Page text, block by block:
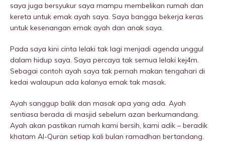
saya juga bersyukur saya mampu membelikan rumah dan
kereta untuk emak ayah saya. Saya bangga bekerja keras
untuk kesenangan emak ayah dan anak saya.
Pada saya kini cinta lelaki tak lagi menjadi agenda unggul
dalam hidup saya. Saya percaya tak semua lelaki kej4m.
Sebagai contoh ayah saya tak pernah makan tengahari di
kedai walaupun ada kalanya emak tak masak.
Ayah sanggup balik dan masak apa yang ada. Ayah
sentiasa berada di masjid sebelum azan berkumandang.
Ayah akan pastikan rumah kami bersih, kami adik – beradik
khatam Al-Quran setiap kali bulan ramadhan bertandang.